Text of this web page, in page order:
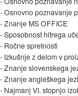
- Osnovno poznavanje
- Znanje MS OFFICE
- Sposobnost hitrega
- Ročne spretnosti
- Izkušnje z delom v
- Znanje slovenskega
- Znanje angleškega
- Najmanj VI. stopnjo